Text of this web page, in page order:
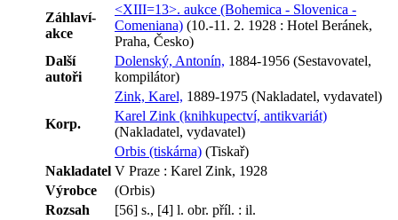
Záhlaví-
akce
<XIII=13>. aukce (Bohemica - Slovenica -
Comeniana) (10.-11. 2. 1928 : Hotel Beránek,
Praha, Česko)
Další
autoři
Dolenský, Antonín, 1884-1956 (Sestavovatel,
kompilátor)
Zink, Karel, 1889-1975 (Nakladatel, vydavatel)
Korp.
Karel Zink (knihkupectví, antikvariát)
(Nakladatel, vydavatel)
Orbis (tiskárna) (Tiskař)
Nakladatel V Praze : Karel Zink, 1928
Výrobce
(Orbis)
Rozsah
[56] s., [4] l. obr. příl. : il.